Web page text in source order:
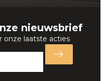
nieuwsbrief
onze laatste acties